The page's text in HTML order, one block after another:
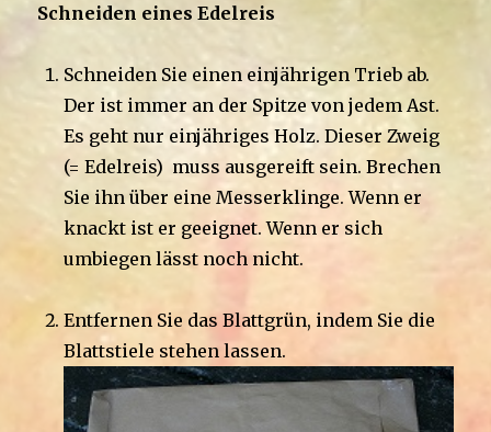
Schneiden eines Edelreis
Schneiden Sie einen einjährigen Trieb ab.
Der ist immer an der Spitze von jedem Ast.
Es geht nur einjähriges Holz. Dieser Zweig
(= Edelreis) muss ausgereift sein. Brechen
Sie ihn über eine Messerklinge. Wenn er
knackt ist er geeignet. Wenn er sich
umbiegen lässt noch nicht.
Entfernen Sie das Blattgrün, indem Sie die
Blattstiele stehen lassen.